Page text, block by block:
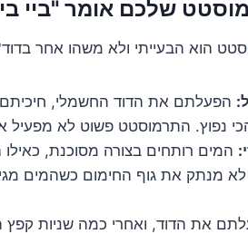
הוא הבעייתי ולא משהו אחר
הפעלתם את הדוד החשמלי, חיכיתם
נפוץ. התרמוסטט פשוט לא מפעיל
המים רותחים בצורה מסוכנת,
מנתק את גוף החימום כשהמים
את הדוד, ואחרי כמה שניות